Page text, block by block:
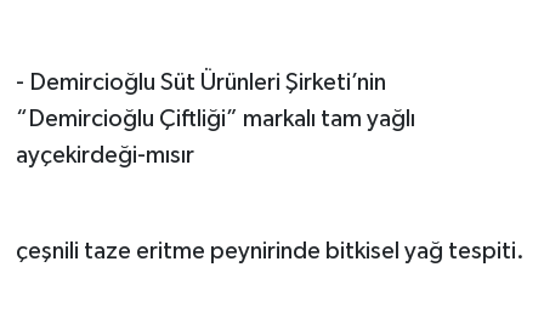
- Demircioğlu Süt Ürünleri Şirketi’nin
“Demircioğlu Çiftliği” markalı tam yağlı
ayçekirdeği-mısır
çeşnili taze eritme peynirinde bitkisel yağ tespiti.